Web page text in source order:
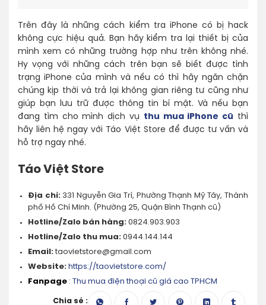
Trên đây là những cách kiểm tra iPhone có bị hack
không cực hiệu quả. Bạn hãy kiểm tra lại thiết bị của
mình xem có những trường hợp như trên không nhé.
Hy vọng với những cách trên bạn sẽ biết được tình
trạng iPhone của mình và nếu có thì hãy ngăn chặn
chúng kịp thời và trả lại không gian riêng tư cũng như
giúp bạn lưu trữ được thông tin bí mật. Và nếu bạn
đang tìm cho mình dịch vụ thu mua iPhone cũ thì
hãy liên hệ ngay với Táo Việt Store để được tư vấn và
hỗ trợ ngay nhé.
Táo Việt Store
Địa chỉ:331 Nguyễn Gia Trí, Phường Thạnh Mỹ Tây, Thành
phố Hồ Chí Minh. (Phường 25, Quận Bình Thạnh cũ)
Hotline/Zalo bán hàng:0824.903.903
Hotline/Zalo thu mua:0944.144.144
Email:taovietstore@gmail.com
Website: https://taovietstore.com/
Fanpage : Thu mua điện thoại cũ giá cao TPHCM
Chia sẻ :